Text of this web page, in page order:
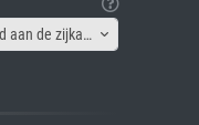
Canvas lijst - Afbeelding gespiegeld aan de zijkant